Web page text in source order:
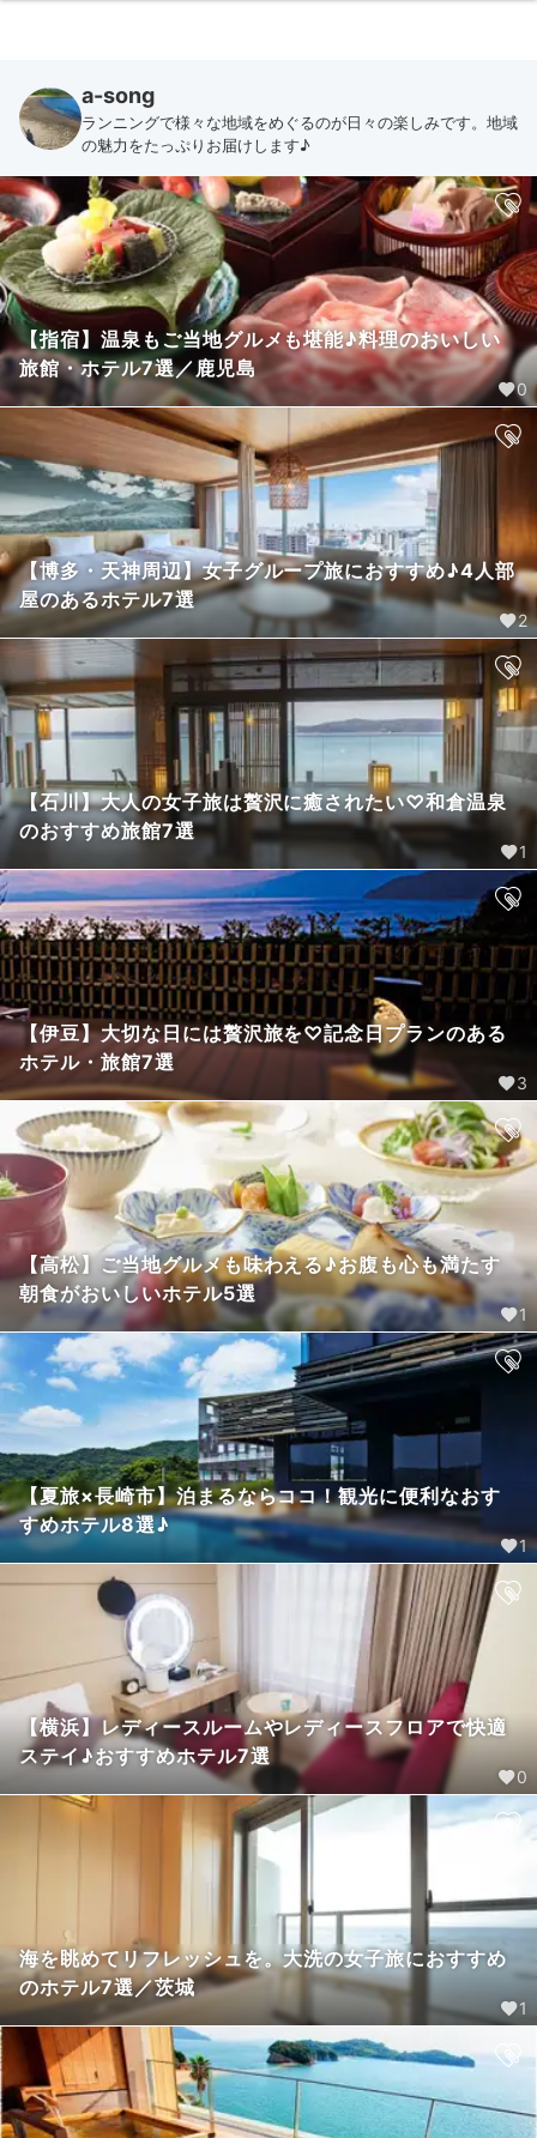
a-song
ランニングで様々な地域をめぐるのが日々の楽しみです。地域
の魅力をたっぷりお届けします♪
【指宿】温泉もご当地グルメも堪能♪料理のおいしい
旅館・ホテル7選／鹿児島
0
【博多・天神周辺】女子グループ旅におすすめ♪4人部
屋のあるホテル7選
2
【石川】大人の女子旅は贅沢に癒されたい♡和倉温泉
のおすすめ旅館7選
1
【伊豆】大切な日には贅沢旅を♡記念日プランのある
ホテル・旅館7選
3
【高松】ご当地グルメも味わえる♪お腹も心も満たす
朝食がおいしいホテル5選
1
【夏旅×長崎市】泊まるならココ！観光に便利なおす
すめホテル8選♪
1
【横浜】レディースルームやレディースフロアで快適
ステイ♪おすすめホテル7選
0
海を眺めてリフレッシュを。大洗の女子旅におすすめ
のホテル7選／茨城
1